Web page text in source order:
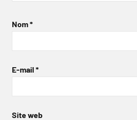
Nom*
E-mail *
Site web